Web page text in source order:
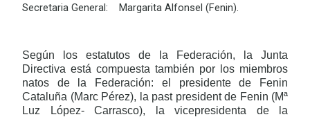
Secretaria General: Margarita Alfonsel (Fenin).
Según los estatutos de la Federación, la Junta
Directiva está compuesta también por los miembros
natos de la Federación: el presidente de Fenin
Cataluña (Marc Pérez), la past president de Fenin (Mª
Luz López- Carrasco), la vicepresidenta de la